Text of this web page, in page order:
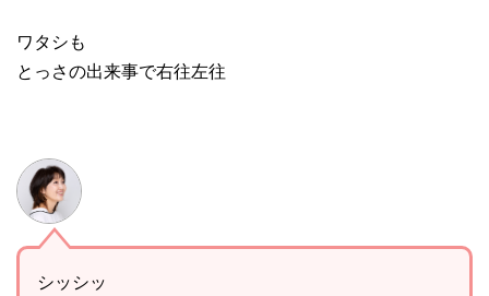
ワタシも
とっさの出来事で右往左往
シッシッ